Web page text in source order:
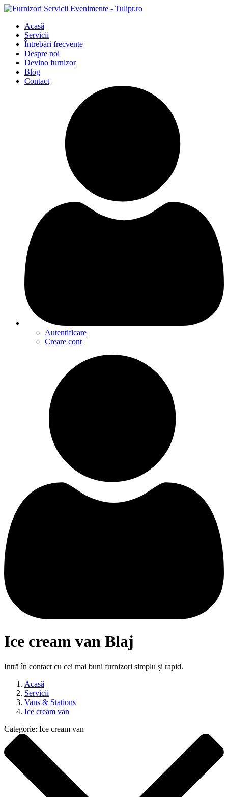
Acasă
Servicii
Întrebări frecvente
Despre noi
Devino furnizor
Blog
Contact
Autentificare
Creare cont
Ice cream van Blaj
Intră în contact cu cei mai buni furnizori simplu și rapid.
Acasă
Servicii
Vans & Stations
Ice cream van
Categorie: Ice cream van